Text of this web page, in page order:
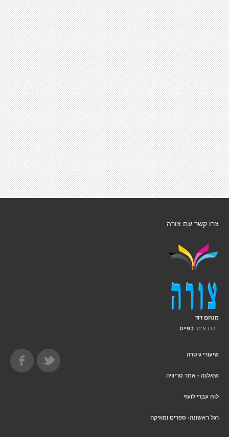
צרו קשר עם צורה
מנחם דוד
דברו איתי בפייס
שיעורי גיטרה
שאלנה - אתר טריוויה
לוח עברי לועזי
רגל ראשונה- ספרים ומוזיקה